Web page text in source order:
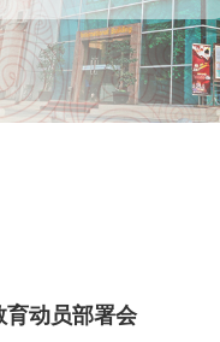
动员部署会